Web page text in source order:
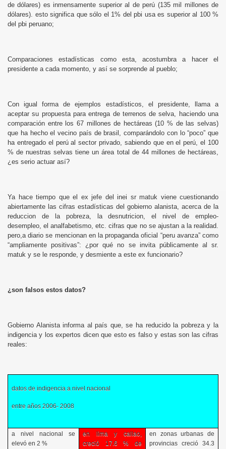
de dólares) es inmensamente superior al de perú (135 mil millones de
dólares). esto significa que sólo el 1% del pbi usa es superior al 100 %
del pbi peruano;
Comparaciones estadísticas como esta, acostumbra a hacer el
presidente a cada momento, y así se sorprende al pueblo;
Con igual forma de ejemplos estadísticos, el presidente, llama a
aceptar su propuesta para entrega de terrenos de selva, haciendo una
comparación entre los 67 millones de hectáreas (10 % de las selvas)
que ha hecho el vecino país de brasil, comparándolo con lo “poco” que
ha entregado el perú al sector privado, sabiendo que en el perú, el 100
% de nuestras selvas tiene un área total de 44 millones de hectáreas,
¿es serio actuar así?
Ya hace tiempo que el ex jefe del inei sr matuk viene cuestionando
abiertamente las cifras estadísticas del gobierno alanista, acerca de la
reduccion de la pobreza, la desnutricion, el nivel de empleo-
desempleo, el analfabetismo, etc. cifras que no se ajustan a la realidad.
pero,a diario se mencionan en la propaganda oficial “peru avanza” como
“ampliamente positivas”: ¿por qué no se invita públicamente al sr.
matuk y se le responde, y desmiente a este ex funcionario?
¿son falsos estos datos?
Gobierno Alanista informa al país que, se ha reducido la pobreza y la
indigencia y los expertos dicen que esto es falso y estas son las cifras
reales:
datos de indigencia a nivel nacional
entre años 2006- 2008
a nivel nacional se
elevó en 2 %
en lima y callao,
creció 17.6 % de
en zonas urbanas de
provincias creció 34.3